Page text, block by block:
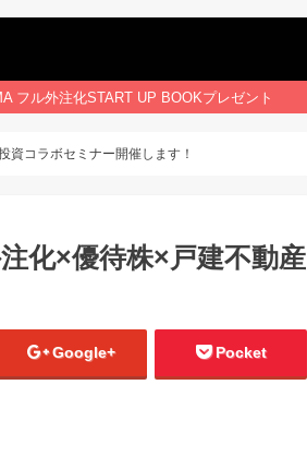
フル外注化START UP BOOKプレゼント
資コラボセミナー開催します！
化×優待株×戸建不動産
Google+ Pocket